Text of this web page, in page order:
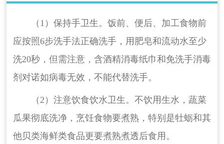
（1）保持手卫生。饭前、便后、加工食物前
应按照6步洗手法正确洗手，用肥皂和流动水至少
洗20秒，但需注意，含酒精消毒纸巾和免洗手消毒
剂对诺如病毒无效，不能代替洗手。
（2）注意饮食饮水卫生。不饮用生水，蔬菜
瓜果彻底洗净，烹饪食物要煮熟，特别是牡蛎和其
他贝类海鲜类食品更要煮熟煮透后食用。